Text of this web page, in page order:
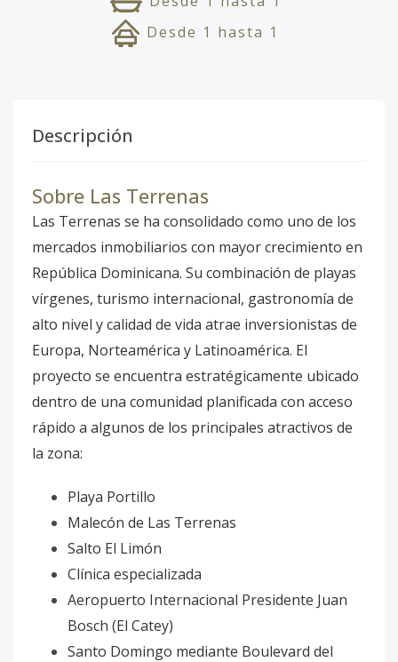
Desde 1 hasta 1
Descripción
Sobre Las Terrenas
Las Terrenas se ha consolidado como uno de los
mercados inmobiliarios con mayor crecimiento en
República Dominicana. Su combinación de playas
vírgenes, turismo internacional, gastronomía de
alto nivel y calidad de vida atrae inversionistas de
Europa, Norteamérica y Latinoamérica. El
proyecto se encuentra estratégicamente ubicado
dentro de una comunidad planificada con acceso
rápido a algunos de los principales atractivos de
la zona:
Playa Portillo
Malecón de Las Terrenas
Salto El Limón
Clínica especializada
Aeropuerto Internacional Presidente Juan
Bosch (El Catey)
Santo Domingo mediante Boulevard del